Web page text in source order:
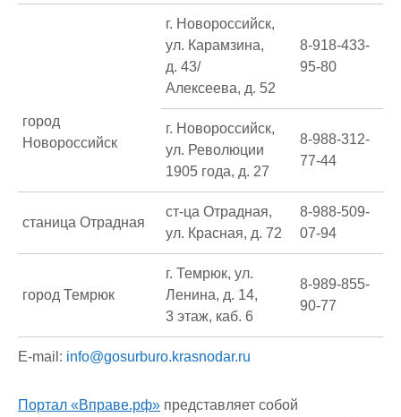
город
Новороссийск
г. Новороссийск,
ул. Карамзина,
д. 43/
Алексеева, д. 52
8-918-433-
95-80
г. Новороссийск,
ул. Революции
1905 года, д. 27
8-988-312-
77-44
станица Отрадная
ст-ца Отрадная,
ул. Красная, д. 72
8-988-509-
07-94
город Темрюк
г. Темрюк, ул.
Ленина, д. 14,
3 этаж, каб. 6
8-989-855-
90-77
E-mail: info@gosurburo.krasnodar.ru
Портал «Вправе.рф» представляет собой